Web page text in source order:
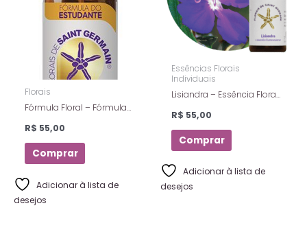
Florais
Fórmula Floral – Fórmula
Saint Germain – 10 ml
R$ 55,00
Comprar
Adicionar à lista de
desejos
Essências Florais
Individuais
Lisiandra – Essência Floral
Germain – 10ml
R$ 55,00
Comprar
Adicionar à lista de
desejos